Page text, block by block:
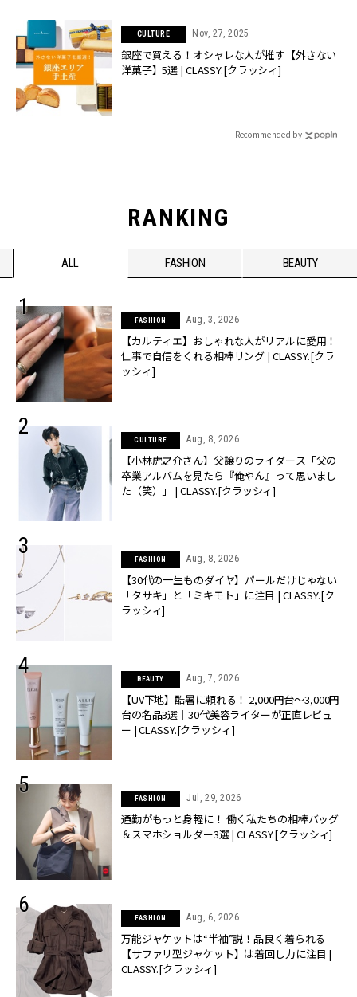
CULTURE Nov, 27, 2025
銀座で買える！オシャレな人が推す【外さない
洋菓子】5選 | CLASSY.[クラッシィ]
Recommended by
RANKING
ALL FASHION BEAUTY
FASHION Aug, 3, 2026
【カルティエ】おしゃれな人がリアルに愛用！
仕事で自信をくれる相棒リング | CLASSY.[クラ
ッシィ]
CULTURE Aug, 8, 2026
【小林虎之介さん】父譲りのライダース「父の
卒業アルバムを見たら『俺やん』って思いまし
た（笑）」 | CLASSY.[クラッシィ]
FASHION Aug, 8, 2026
【30代の一生ものダイヤ】パールだけじゃない
「タサキ」と「ミキモト」に注目 | CLASSY.[ク
ラッシィ]
BEAUTY Aug, 7, 2026
【UV下地】酷暑に頼れる！ 2,000円台〜3,000円
台の名品3選｜30代美容ライターが正直レビュ
ー | CLASSY.[クラッシィ]
FASHION Jul, 29, 2026
通勤がもっと身軽に！ 働く私たちの相棒バッグ
＆スマホショルダー3選 | CLASSY.[クラッシィ]
FASHION Aug, 6, 2026
万能ジャケットは“半袖”説！品良く着られる
【サファリ型ジャケット】は着回し力に注目 |
CLASSY.[クラッシィ]